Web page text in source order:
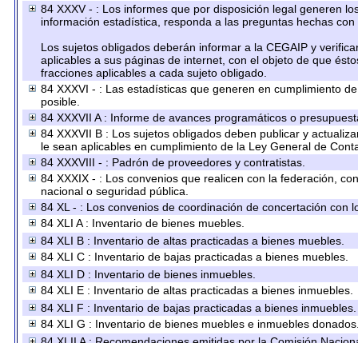
84 XXXV - : Los informes que por disposición legal generen
información estadística, responda a las preguntas hechas
Los sujetos obligados deberán informar a la CEGAIP y
aplicables a sus páginas de internet, con el objeto de que
fracciones aplicables a cada sujeto obligado.
84 XXXVI - : Las estadísticas que generen en cumplimiento
posible.
84 XXXVII A : Informe de avances programáticos o
84 XXXVII B : Los sujetos obligados deben publicar y
le sean aplicables en cumplimiento de la Ley General de
84 XXXVIII - : Padrón de proveedores y contratistas.
84 XXXIX - : Los convenios que realicen con la federación,
nacional o seguridad pública.
84 XL - : Los convenios de coordinación de concertación con
84 XLI A : Inventario de bienes muebles.
84 XLI B : Inventario de altas practicadas a bienes muebles.
84 XLI C : Inventario de bajas practicadas a bienes muebles.
84 XLI D : Inventario de bienes inmuebles.
84 XLI E : Inventario de altas practicadas a bienes inmuebles.
84 XLI F : Inventario de bajas practicadas a bienes inmuebles.
84 XLI G : Inventario de bienes muebles e inmuebles